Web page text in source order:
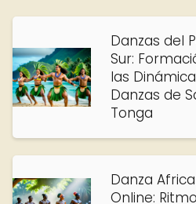
Danzas del
Sur:
las
Danzas de
Tonga
Danza
Online: